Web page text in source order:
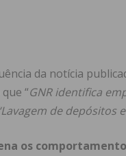
da notícia
“GNR identifica
de depósitos
os